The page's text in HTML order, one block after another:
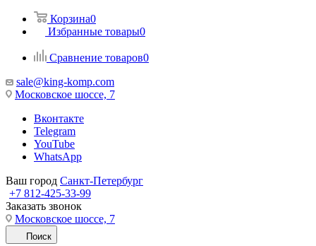
Корзина0
Избранные товары0
Сравнение товаров0
sale@king-komp.com
Московское шоссе, 7
Вконтакте
Telegram
YouTube
WhatsApp
Ваш город Санкт-Петербург
+7 812-425-33-99
Заказать звонок
Московское шоссе, 7
Поиск